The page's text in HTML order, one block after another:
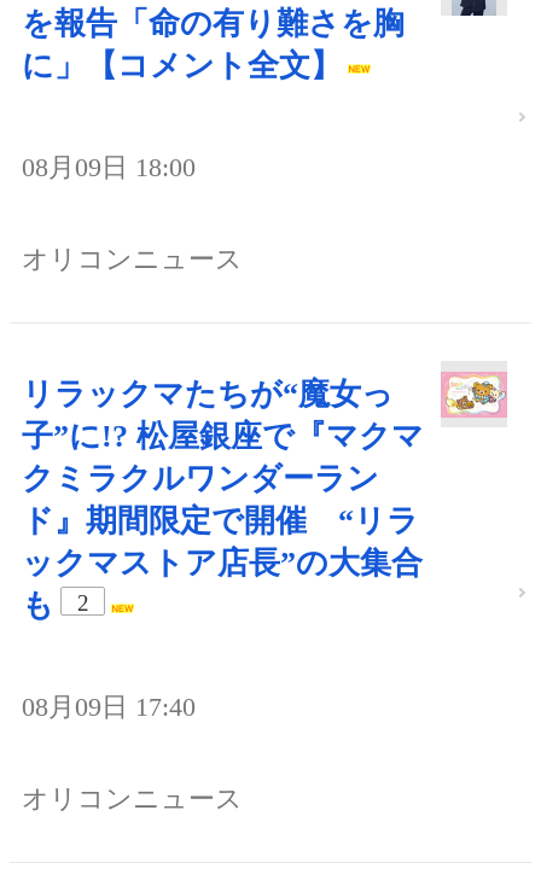
を報告「命の有り難さを胸
に」【コメント全文】
08月09日 18:00
オリコンニュース
リラックマたちが“魔女っ
子”に!? 松屋銀座で『マクマ
クミラクルワンダーラン
ド』期間限定で開催 “リラ
ックマストア店長”の大集合
も
2
08月09日 17:40
オリコンニュース